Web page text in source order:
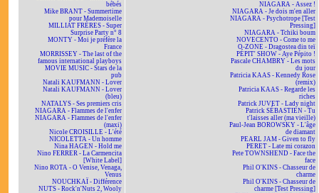
bébés
Mike BRANT - Summertime
pour Mademoiselle
MILLIAT FRÈRES - Super
Surprise Party n° 8
MONTY - Moi je préfère la
France
MORRISSEY - The last of the
famous international playboys
MOVIE MUSIC - Stars de la
pub
Natali KAUFMANN - Lover
Natali KAUFMANN - Lover
(bleu)
NATALYS - Ses premiers cris
NIAGARA - Flammes de l'enfer
NIAGARA - Flammes de l'enfer
(maxi)
Nicole CROISILLE - L'été
NICOLETTA - Un homme
Nina HAGEN - Hold me
Nino FERRER - La Carmencita
[White Label]
Nino ROTA - O Venise, Venaga,
Venus
NOUCHKAÏ - Différence
NUTS - Rock'n'Nuts 2, Wooly
NIAGARA - Assez !
NIAGARA - Je dois m'en aller
NIAGARA - Psychotrope [Test
Pressing]
NIAGARA - Tchiki boum
NOVECENTO - Come to me
O-ZONE - Dragostea din teï
PÉPIT' SHOW - Aye Pépito !
Pascale CHAMBRY - Les mots
du jour
Patricia KAAS - Kennedy Rose
(remix)
Patricia KAAS - Regarde les
riches
Patrick JUVET - Lady night
Patrick SÉBASTIEN - Tu
t'laisses aller (ma vieille)
Paul-Jean BOROWSKY - L'âge
de diamant
PEARL JAM - Given to fly
PERET - Late mi corazon
Pete TOWNSHEND - Face the
face
Phil O'KINS - Chasseur de
charme
Phil O'KINS - Chasseur de
charme [Test Pressing]